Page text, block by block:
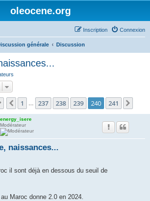
oleocene.org
Connexion
Inscription
générale Discussion
Page 240 sur241
Précédent
1 237 238 239 240 241
energy_isere
Modérateur
naissances...
il sont déjà en dessous du seuil de
Maroc donne 2.0 en 2024.